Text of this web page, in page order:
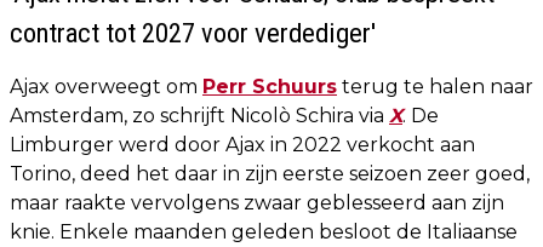
contract tot 2027 voor verdediger'
Ajax overweegt om Perr Schuurs terug te halen naar
Amsterdam, zo schrijft Nicolò Schira via X. De
Limburger werd door Ajax in 2022 verkocht aan
Torino, deed het daar in zijn eerste seizoen zeer goed,
maar raakte vervolgens zwaar geblesseerd aan zijn
knie. Enkele maanden geleden besloot de Italiaanse